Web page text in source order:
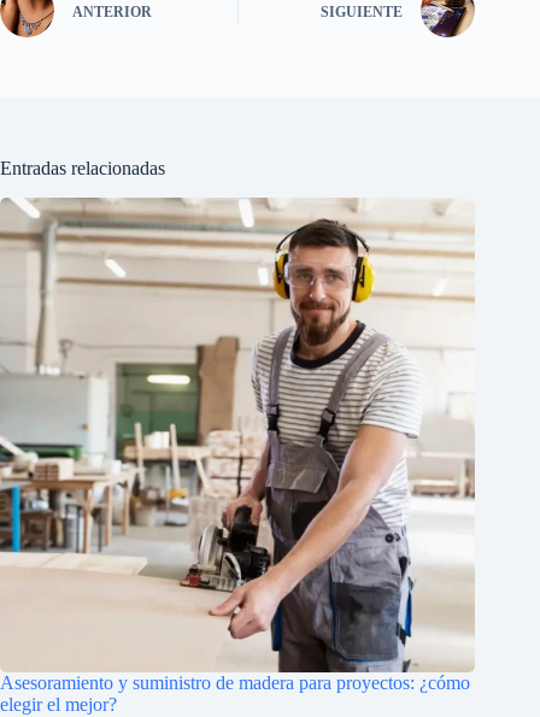
ANTERIOR SIGUIENTE
Entradas relacionadas
Asesoramiento y suministro de madera para proyectos: ¿cómo
elegir el mejor?